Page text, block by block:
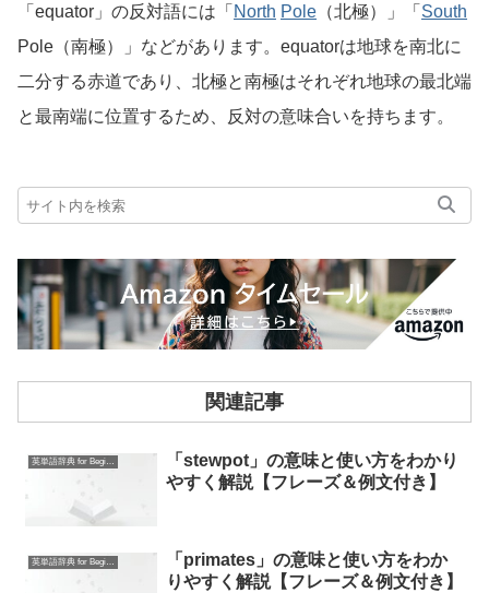
「equator」の反対語には「 North Pole （北極）」「 South
Pole（南極）」などがあります。equatorは地球を南北に
二分する赤道であり、北極と南極はそれぞれ地球の最北端
と最南端に位置するため、反対の意味合いを持ちます。
関連記事
英単語辞典 for Beginners
「stewpot」の意味と使い方をわかり
やすく解説【フレーズ＆例文付き】
英単語辞典 for Beginners
「primates」の意味と使い方をわか
りやすく解説【フレーズ＆例文付き】